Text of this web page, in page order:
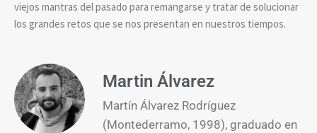
viejos mantras del pasado para remangarse y tratar de solucionar
los grandes retos que se nos presentan en nuestros tiempos.
Martin Álvarez
Martín Álvarez Rodríguez
(Montederramo, 1998), graduado en